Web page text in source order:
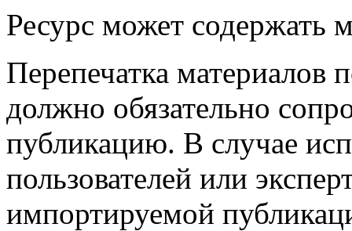
Ресурс может содержать
Перепечатка материалов
должно обязательно
публикацию. В случае
пользователей или
импортируемой